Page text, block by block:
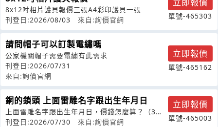
8x12吋相片護貝報價三張A4彩印護貝一張
刊登日:2026/08/03
來自:詢價官網 單號-465303
請問帽子可以訂製電繡嗎
公家機關帽子需要電繡有此需求
刊登日:2026/07/31
來自:詢價官網
立即報價
單號-465162
銅的鎖頭 上面雷雕名字跟出生年月日
上面雷雕名字跟出生年月日，價錢怎麼算？（3
個）
刊登日:2026/07/30 來自:詢價官網
立即報價
單號-465003